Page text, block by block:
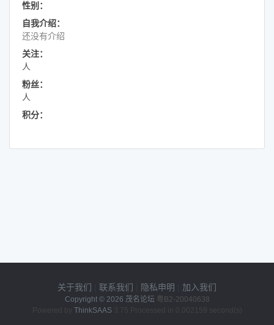
性别：
自我介绍：
还没有介绍
关注：
人
粉丝：
人
积分：
关于我们 联系我们 隐私申明 加入我们
Copyright © 2026 茂名论坛 粤B2-20040638
Powered by ThinkSAAS3.75 Processed in 0.002159 second(s)